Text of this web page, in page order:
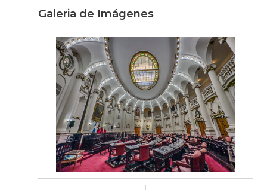
Galeria de Imágenes